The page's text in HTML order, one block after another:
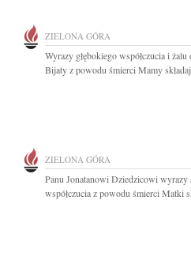
ZIELONA GÓRA
Wyrazy głębokiego współczucia i żalu
Bijaty z powodu śmierci Mamy
ZIELONA GÓRA
Panu Jonatanowi Dziedzicowi wyrazy
współczucia z powodu śmierci Matki